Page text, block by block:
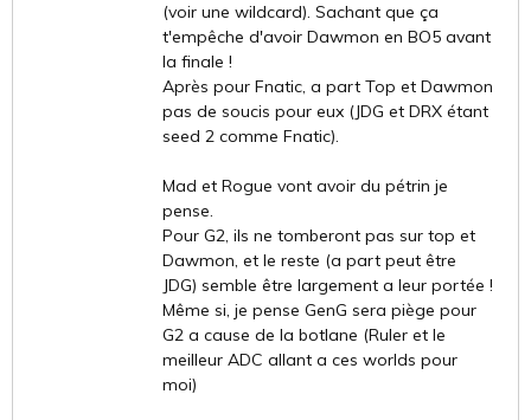
(voir une wildcard). Sachant que ça
t'empêche d'avoir Dawmon en BO5 avant
la finale !
Après pour Fnatic, a part Top et Dawmon
pas de soucis pour eux (JDG et DRX étant
seed 2 comme Fnatic).
Mad et Rogue vont avoir du pétrin je
pense.
Pour G2, ils ne tomberont pas sur top et
Dawmon, et le reste (a part peut être
JDG) semble être largement a leur portée !
Même si, je pense GenG sera piège pour
G2 a cause de la botlane (Ruler et le
meilleur ADC allant a ces worlds pour
moi)